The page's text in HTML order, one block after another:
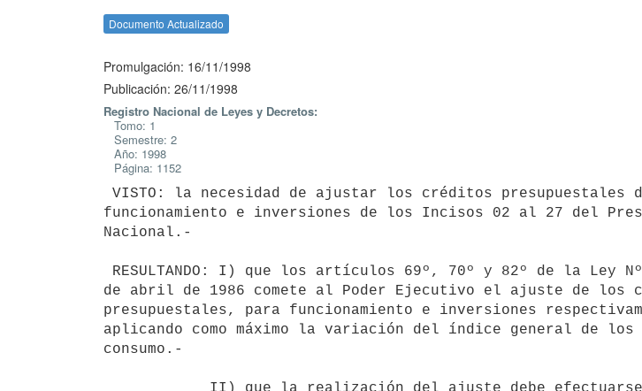
Documento Actualizado
Promulgación: 16/11/1998
Publicación: 26/11/1998
Registro Nacional de Leyes y Decretos:
Tomo: 1
Semestre: 2
Año: 1998
Página: 1152
funcionamiento e inversiones de los Incisos 02 al 27 del
Nacional.-
de abril de 1986 comete al Poder Ejecutivo el ajuste de los
presupuestales, para funcionamiento e inversiones
aplicando como máximo la variación del índice general de
consumo.-